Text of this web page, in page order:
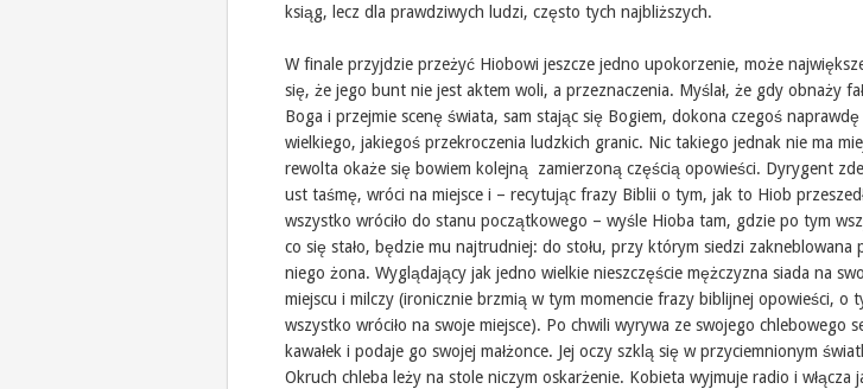
ksiąg, lecz dla prawdziwych ludzi, często tych najbliższych.
W finale przyjdzie przeżyć Hiobowi jeszcze jedno upokorzenie, może
się, że jego bunt nie jest aktem woli, a przeznaczenia. Myślał, że gdy obnaży
Boga i przejmie scenę świata, sam stając się Bogiem, dokona czegoś naprawdę
wielkiego, jakiegoś przekroczenia ludzkich granic. Nic takiego jednak nie ma
rewolta okaże się bowiem kolejną zamierzoną częścią opowieści. Dyrygent
ust taśmę, wróci na miejsce i – recytując frazy Biblii o tym, jak to Hiob
wszystko wróciło do stanu początkowego – wyśle Hioba tam, gdzie po tym
co się stało, będzie mu najtrudniej: do stołu, przy którym siedzi zakneblowana
niego żona. Wyglądający jak jedno wielkie nieszczęście mężczyzna siada na
miejscu i milczy (ironicznie brzmią w tym momencie frazy biblijnej opowieści, o
wszystko wróciło na swoje miejsce). Po chwili wyrywa ze swojego chlebowego
kawałek i podaje go swojej małżonce. Jej oczy szklą się w przyciemnionym
Okruch chleba leży na stole niczym oskarżenie. Kobieta wyjmuje radio i włącza